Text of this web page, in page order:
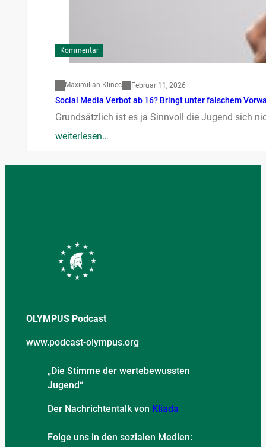
Kommentar
Maximilian Klinec Februar 11, 2026
Social Media Verbot ab 16? Bringt unter falschem
Grundsätzlich ist es ja Sinnvoll die Jugend sich
weiterlesen…
OLYMPUS Podcast
www.podcast-olympus.org
„Die Stimme der wertebewussten
Jugend“
Der Nachrichtentalk von Kliada
Folge uns in den sozialen Medien: